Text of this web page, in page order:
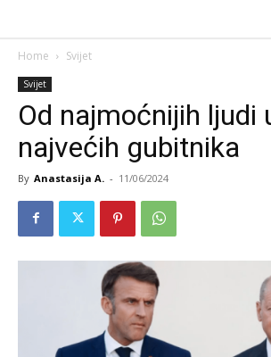
Home Svijet
Svijet
Od najmoćnijih ljudi
najvećih gubitnika
By Anastasija A. - 11/06/2024